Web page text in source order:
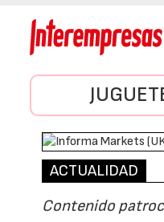
ACTUALIDAD
Contenido